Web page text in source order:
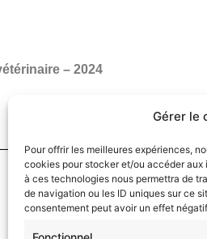
Gérer le
Pour offrir les meilleures expériences,
cookies pour stocker et/ou accéder
à ces technologies nous permettra de
de navigation ou les ID uniques sur ce
consentement peut avoir un effet
– 2024